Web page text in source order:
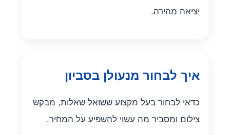
יציאה מהירה.
איך לבחור מנעולן בסביון
כדאי לבחור בעל מקצוע ששואל שאלות, מבקש
צילום ומסביר מה עשוי להשפיע על המחיר.